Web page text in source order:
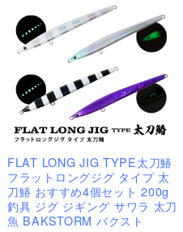
FLAT LONG JIG TYPE太刀鰆
フラットロングジグ タイプ 太
刀鰆 おすすめ4個セット 200g
釣具 ジグ ジギング サワラ 太刀
魚 BAKSTORM バクスト